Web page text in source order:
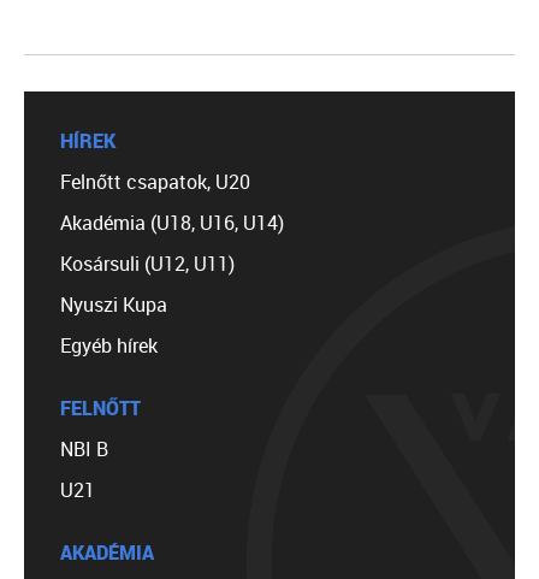
HÍREK
Felnőtt csapatok, U20
Akadémia (U18, U16, U14)
Kosársuli (U12, U11)
Nyuszi Kupa
Egyéb hírek
FELNŐTT
NBI B
U21
AKADÉMIA